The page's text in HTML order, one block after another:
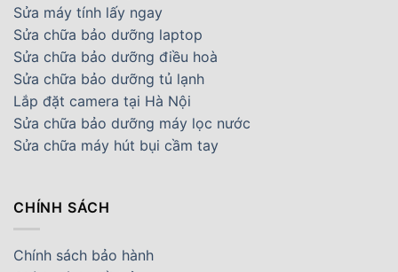
Sửa máy tính lấy ngay
Sửa chữa bảo dưỡng laptop
Sửa chữa bảo dưỡng điều hoà
Sửa chữa bảo dưỡng tủ lạnh
Lắp đặt camera tại Hà Nội
Sửa chữa bảo dưỡng máy lọc nước
Sửa chữa máy hút bụi cầm tay
CHÍNH SÁCH
Chính sách bảo hành